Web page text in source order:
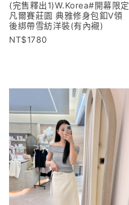
(完售釋出1)W.Korea#開幕限定
凡爾賽莊園 典雅修身包釦V領
後綁帶雪紡洋裝(有內襯)
1780